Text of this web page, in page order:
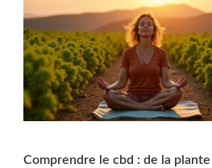
Comprendre le cbd : de la